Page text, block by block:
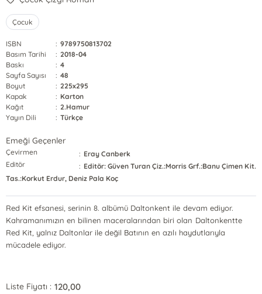
Çocuk
ISBN : 9789750813702
Basım Tarihi
: 2018-04
Baskı
: 4
Sayfa Sayısı
: 48
Boyut
: 225x295
Kapak
: Karton
Kağıt
: 2.Hamur
Yayın Dili
: Türkçe
Emeği Geçenler
Çevirmen : Eray Canberk
Editör
: Editör: Güven Turan Çiz.:Morris Grf.:Banu Çimen Kit.
Tas.:Korkut Erdur, Deniz Pala Koç
Red Kit efsanesi, serinin 8. albümü Daltonkent ile devam ediyor.
Kahramanımızın en bilinen maceralarından biri olan Daltonkentte
Red Kit, yalnız Daltonlar ile değil Batının en azılı haydutlarıyla
mücadele ediyor.
Liste Fiyatı : 120,00